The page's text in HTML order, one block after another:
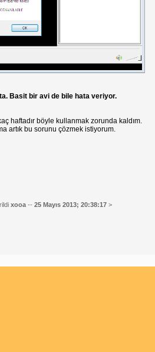
Basit bir avi de bile hata veriyor.
haftadır böyle kullanmak zorunda kaldım.
artık bu sorunu çözmek istiyorum.
xooa -- 25 Mayıs 2013; 20:38:17 >